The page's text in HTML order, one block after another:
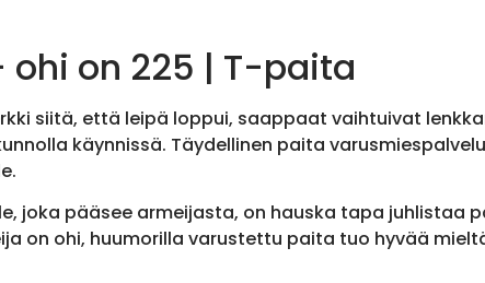
on 225 | T-paita
siitä, että leipä loppui, saappaat vaihtuivat
käynnissä. Täydellinen paita
joka pääsee armeijasta, on hauska tapa juhlistaa
on ohi, huumorilla varustettu paita tuo hyvää